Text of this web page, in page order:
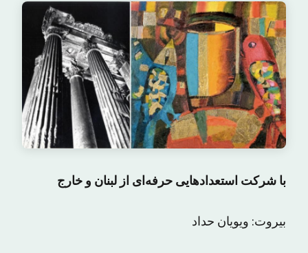
با شرکت استعدادهایی حرفه‌ای از لبنان و خارج
بیروت: ویویان حداد